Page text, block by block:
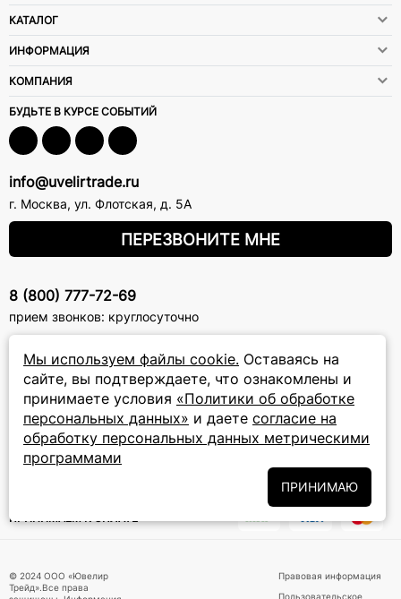
Мы используем файлы cookie. Оставаясь на
сайте, вы подтверждаете, что ознакомлены и
принимаете условия «Политики об обработке
персональных данных» и даете согласие на
обработку персональных данных метрическими
программами
ПРИНИМАЮ
КАТАЛОГ
ИНФОРМАЦИЯ
КОМПАНИЯ
БУДЬТЕ В КУРСЕ СОБЫТИЙ
info@uvelirtrade.ru
г. Москва, ул. Флотская, д. 5А
ПЕРЕЗВОНИТЕ МНЕ
8 (800) 777-72-69
прием звонков: круглосуточно
ПОДПИСКА НА РАССЫЛКУ
Подписаться на новости
Подписываясь на рассылку, вы соглашаетесь с условиямиПолитики
обработки персональных данных
обработку
ПРИНИМАЕМ К ОПЛАТЕ
© 2024 ООО «Ювелир
Трейд».Все права
Правовая информация
Пользовательское